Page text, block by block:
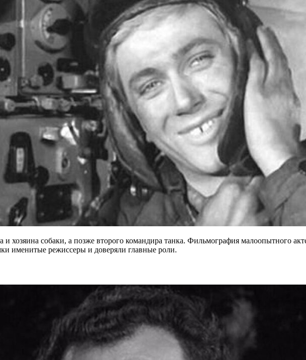
хозяина собаки, а позже второго командира танка. Фильмография малоопытного
именитые режиссеры и доверяли главные роли.